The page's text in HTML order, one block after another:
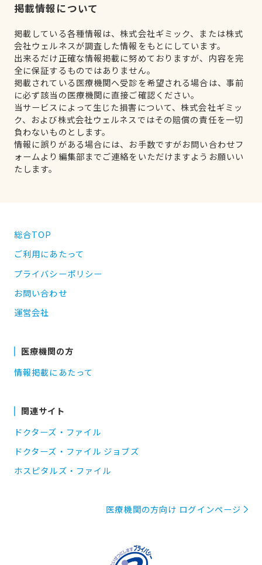
掲載情報について
掲載している各種情報は、株式会社ギミック、または株式
会社ウェルネスが調査した情報をもとにしています。
出来るだけ正確な情報掲載に努めておりますが、内容を完
全に保証するものではありません。
掲載されている医療機関へ受診を希望される場合は、事前
に必ず該当の医療機関に直接ご確認ください。
当サービスによって生じた損害について、株式会社ギミッ
ク、および株式会社ウェルネスではその賠償の責任を一切
負わないものとします。
情報に誤りがある場合には、お手数ですがお問い合わせフ
ォームより編集部までご連絡をいただけますようお願いい
たします。
総合TOP
ご利用にあたって
プライバシーポリシー
お問い合わせ
運営会社
医療機関の方
情報掲載にあたって
関連サイト
ドクターズ・ファイル
ドクターズ・ファイル ジョブズ
ホスピタルズ・ファイル
医療機関の方向け ログインページ